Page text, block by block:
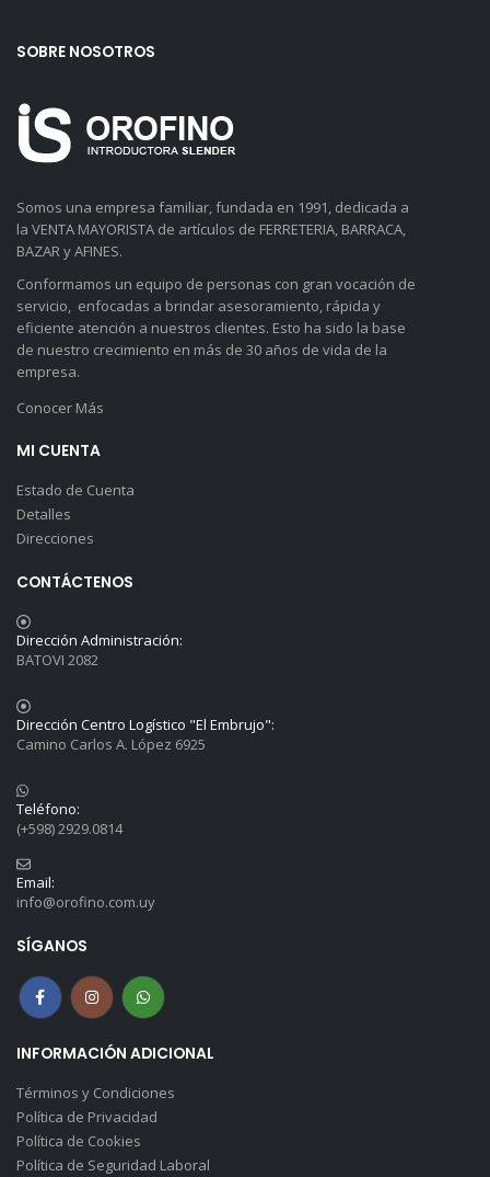
SOBRE NOSOTROS
Somos una empresa familiar, fundada en 1991, dedicada a
la VENTA MAYORISTA de artículos de FERRETERIA, BARRACA,
BAZAR y AFINES.
Conformamos un equipo de personas con gran vocación de
servicio, enfocadas a brindar asesoramiento, rápida y
eficiente atención a nuestros clientes. Esto ha sido la base
de nuestro crecimiento en más de 30 años de vida de la
empresa.
Conocer Más
MI CUENTA
Estado de Cuenta
Detalles
Direcciones
CONTÁCTENOS
Dirección Administración:
BATOVI 2082
Dirección Centro Logístico "El Embrujo":
Camino Carlos A. López 6925
Teléfono:
(+598) 2929.0814
Email:
info@orofino.com.uy
SÍGANOS
INFORMACIÓN ADICIONAL
Términos y Condiciones
Política de Privacidad
Política de Cookies
Política de Seguridad Laboral